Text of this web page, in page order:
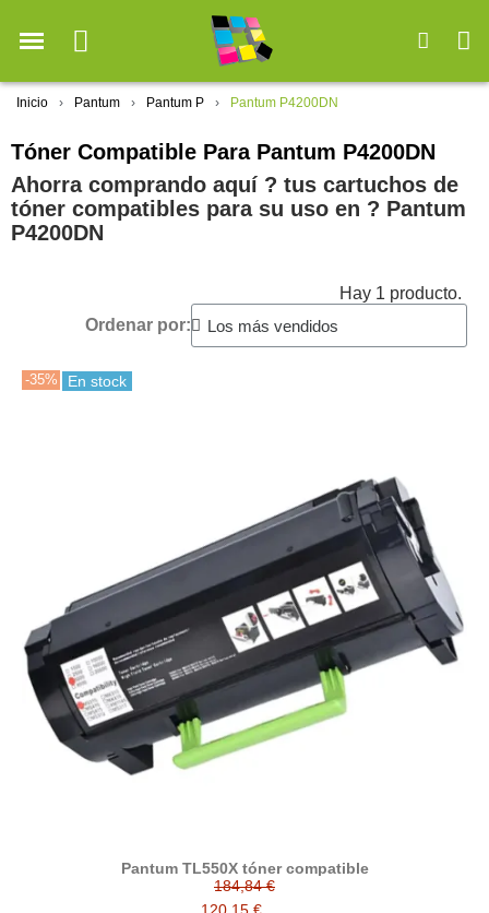
Inicio Pantum Pantum P Pantum P4200DN
Tóner Compatible Para Pantum P4200DN
Ahorra comprando aquí ? tus cartuchos de
tóner compatibles para su uso en ?️ Pantum
P4200DN
Hay 1 producto.
Ordenar por:
-35% En stock
Pantum TL550X tóner compatible
184,84 €